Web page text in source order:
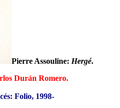
Pierre Assouline: Hergé.
Durán Romero.
Folio, 1998-